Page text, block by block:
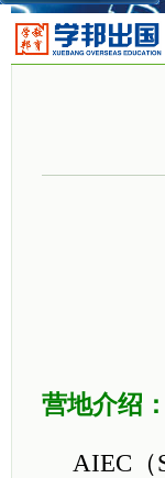
营地介绍：
AIEC